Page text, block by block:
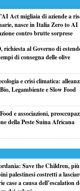
Act migliaia di aziende a
nasce in Italia Zero to AI
contro brutte sorprese
richiesta al Governo di
di consegna delle olive
e crisi climatica:
Legambiente e Slow Food
e associazioni,
della Peste Suina Africana
Save the Children,
palestinesi costretti a
case a causa dell’escalation